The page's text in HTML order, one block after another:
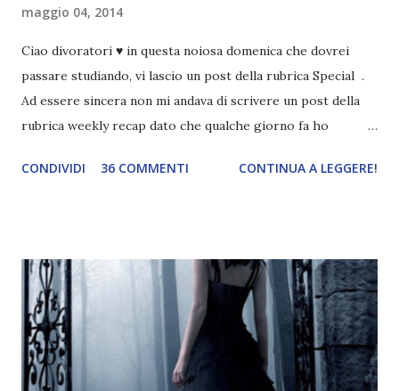
maggio 04, 2014
Ciao divoratori ♥ in questa noiosa domenica che dovrei
passare studiando, vi lascio un post della rubrica Special .
Ad essere sincera non mi andava di scrivere un post della
rubrica weekly recap dato che qualche giorno fa ho
troppo creare un nuovo banner xD Nella puntata di oggi vi
di dire in un libro? Ad esempio, i capelli arruffati . TUTTI I
RAGAZZI nei libri hanno i capelli arruffati. Vabbè, c'è crisi, il
pettine costa. Dovrei regalarglielo io uno. O magari del gel.
Fatto sta che nella realtà i ragazzi con i capelli così
sembrano degli scappati di casa. Ah, poi ci sono le ciocche
CONDIVIDI 36 COMMENTI CONTINUA A LEGGERE!